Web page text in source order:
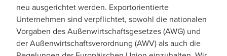
neu ausgerichtet werden. Exportorientierte
Unternehmen sind verpflichtet, sowohl die nationalen
Vorgaben des Außenwirtschaftsgesetzes (AWG) und
der Außenwirtschaftsverordnung (AWV) als auch die